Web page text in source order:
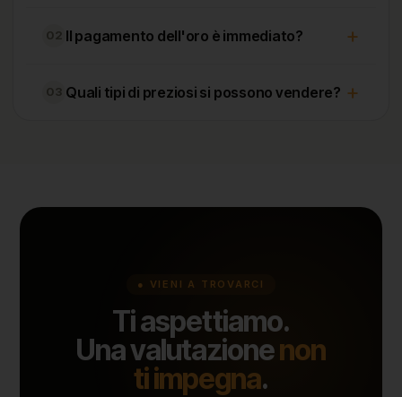
02 Il pagamento dell'oro è immediato? +
03 Quali tipi di preziosi si possono vendere? +
● VIENI A TROVARCI
Ti aspettiamo.
Una valutazionenon
ti impegna.